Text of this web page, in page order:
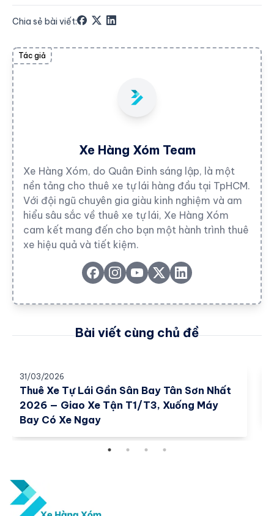
Chia sẻ bài viết:
Tác giả
Xe Hàng Xóm Team
Xe Hàng Xóm, do Quân Đinh sáng lập, là một
nền tảng cho thuê xe tự lái hàng đầu tại TpHCM.
Với đội ngũ chuyên gia giàu kinh nghiệm và am
hiểu sâu sắc về thuê xe tự lái, Xe Hàng Xóm
cam kết mang đến cho bạn một hành trình thuê
xe hiệu quả và tiết kiệm.
Bài viết cùng chủ đề
31/03/2026
Thuê Xe Tự Lái Gần Sân Bay Tân Sơn Nhất
2026 — Giao Xe Tận T1/T3, Xuống Máy
Bay Có Xe Ngay